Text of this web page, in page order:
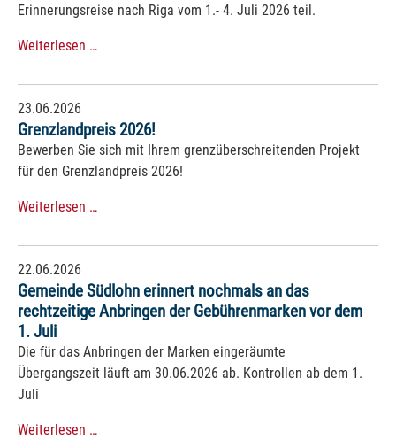
Erinnerungsreise nach Riga vom 1.- 4. Juli 2026 teil.
Weiterlesen …
23.06.2026
Grenzlandpreis 2026!
Bewerben Sie sich mit Ihrem grenzüberschreitenden Projekt
für den Grenzlandpreis 2026!
Weiterlesen …
22.06.2026
Gemeinde Südlohn erinnert nochmals an das
rechtzeitige Anbringen der Gebührenmarken vor dem
1. Juli
Die für das Anbringen der Marken eingeräumte
Übergangszeit läuft am 30.06.2026 ab. Kontrollen ab dem 1.
Juli
Weiterlesen …